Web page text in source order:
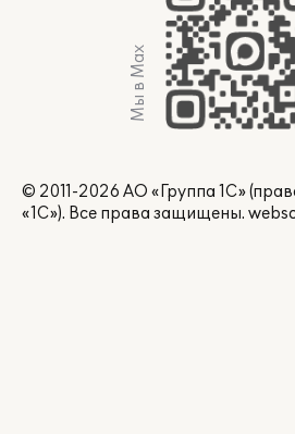
Мы в Max
© 2011-2026 АО «Группа 1С»
«1С»). Все права защищены.